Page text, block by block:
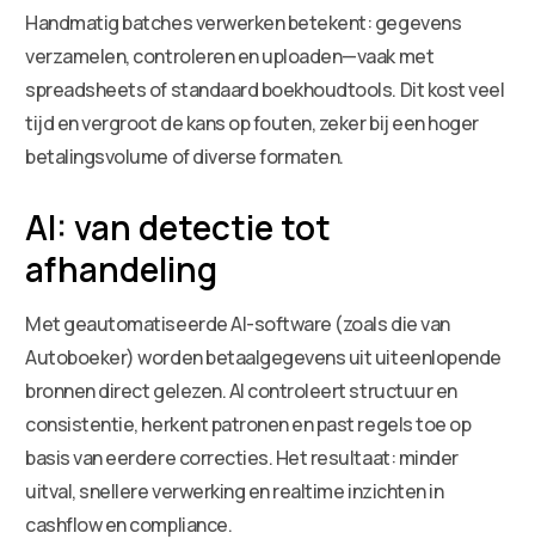
Handmatig batches verwerken betekent: gegevens
verzamelen, controleren en uploaden—vaak met
spreadsheets of standaard boekhoudtools. Dit kost veel
tijd en vergroot de kans op fouten, zeker bij een hoger
betalingsvolume of diverse formaten.
AI: van detectie tot
afhandeling
Met geautomatiseerde AI-software (zoals die van
Autoboeker) worden betaalgegevens uit uiteenlopende
bronnen direct gelezen. AI controleert structuur en
consistentie, herkent patronen en past regels toe op
basis van eerdere correcties. Het resultaat: minder
uitval, snellere verwerking en realtime inzichten in
cashflow en compliance.